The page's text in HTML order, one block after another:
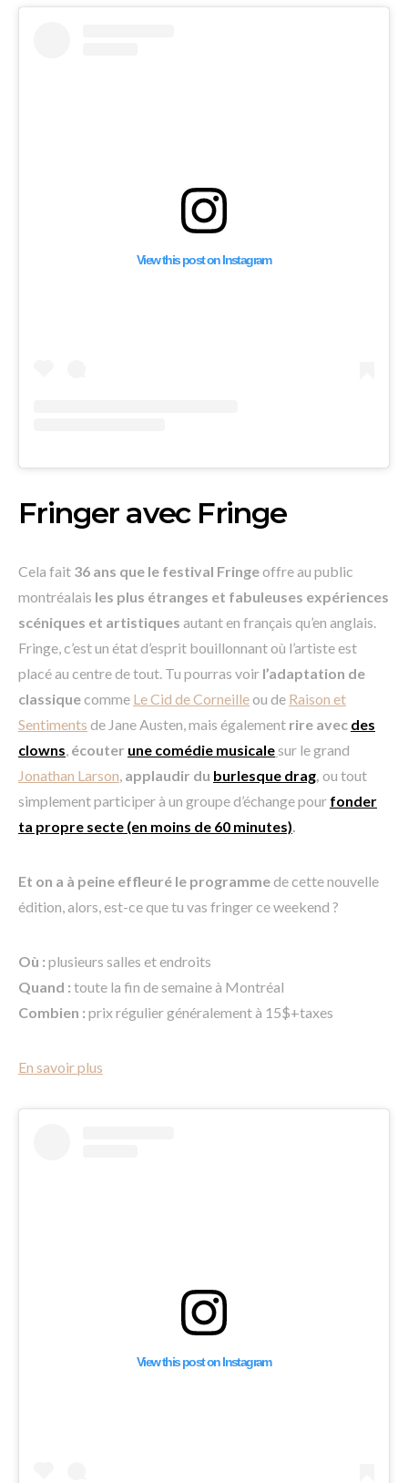
View this post on Instagram
Fringer avec Fringe
Cela fait 36 ans que le festival Fringeoffre au public
montréalais les plus étranges et fabuleuses expériences
scéniques et artistiques autant en français qu’en anglais.
Fringe, c’est un état d’esprit bouillonnant où l’artiste est
placé au centre de tout. Tu pourras voir l’adaptation de
classiquecomme Le Cid de Corneilleou de Raison et
Sentiments de Jane Austen, mais également rire avec des
clowns, écouter une comédie musicalesur le grand
Jonathan Larson, applaudir du burlesque drag, ou tout
simplement participer à un groupe d’échange pour fonder
ta propre secte (en moins de 60 minutes).
Et on a à peine effleuré le programmede cette nouvelle
édition, alors, est-ce que tu vas fringer ce weekend ?
Où : plusieurs salles et endroits
Quand : toute la fin de semaine à Montréal
Combien : prix régulier généralement à 15$+taxes
En savoir plus
View this post on Instagram